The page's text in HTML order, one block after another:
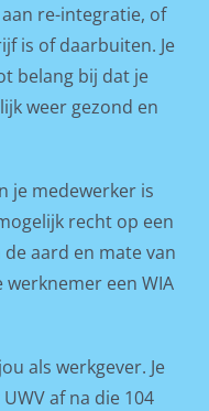
re-integratie, of
is of daarbuiten. Je
belang bij dat je
weer gezond en
je medewerker is
recht op een
aard en mate van
een WIA
als werkgever. Je
af na die 104